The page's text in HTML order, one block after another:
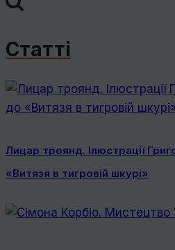
Статті
Лицар троянд. Ілюстрації
«Витязя в тигровій шкурі»